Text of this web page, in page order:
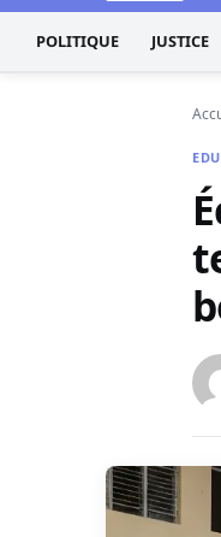
POLITIQUE JUSTICE